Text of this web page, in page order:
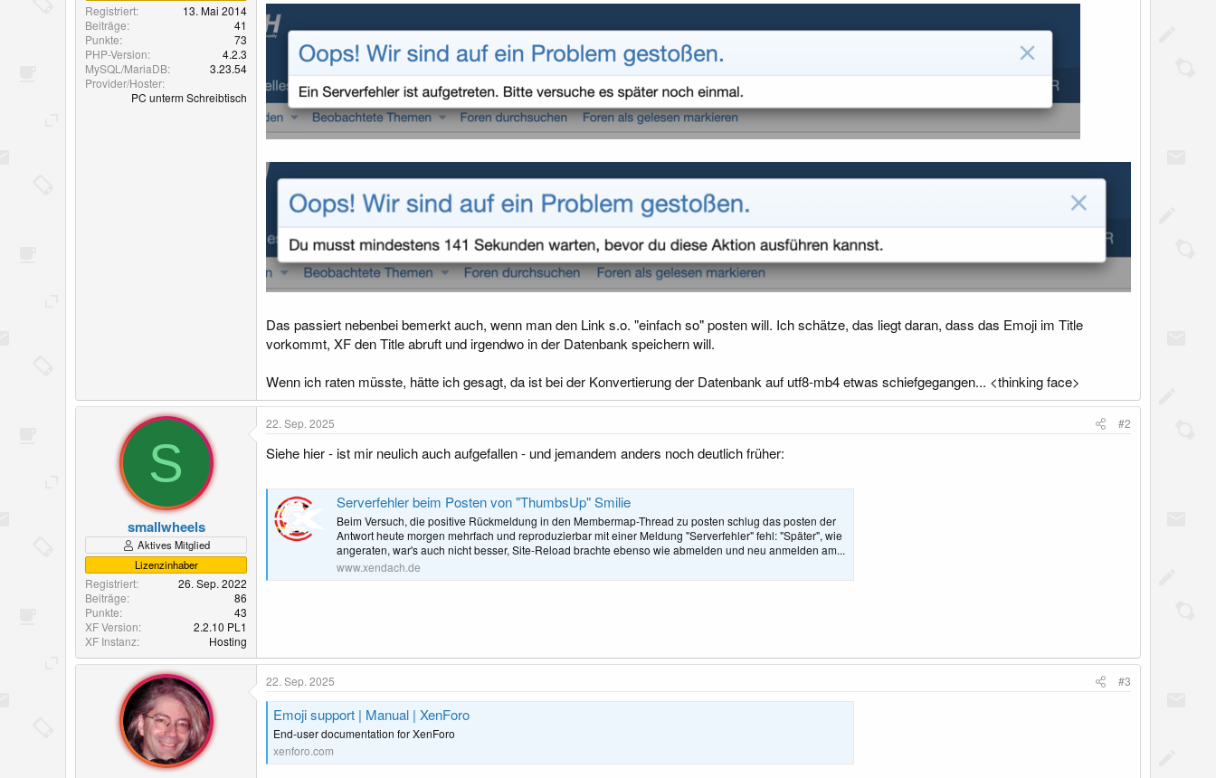
Registriert
13. Mai 2014
Beiträge
41
Punkte
73
PHP-Version
4.2.3
MySQL/MariaDB
3.23.54
Provider/Hoster
PC unterm Schreibtisch
Das passiert nebenbei bemerkt auch, wenn man den Link s.o. "einfach so" posten will. Ich schätze, das liegt daran, dass das Emoji im Title
vorkommt, XF den Title abruft und irgendwo in der Datenbank speichern will.
Wenn ich raten müsste, hätte ich gesagt, da ist bei der Konvertierung der Datenbank auf utf8-mb4 etwas schiefgegangen... <thinking face>
S
smallwheels
Aktives Mitglied
Lizenzinhaber
Registriert
26. Sep. 2022
Beiträge
86
Punkte
43
XF Version
2.2.10 PL1
XF Instanz
Hosting
22. Sep. 2025 #2
Siehe hier - ist mir neulich auch aufgefallen - und jemandem anders noch deutlich früher:
Serverfehler beim Posten von "ThumbsUp" Smilie
Beim Versuch, die positive Rückmeldung in den Membermap-Thread zu posten schlug das posten der
Antwort heute morgen mehrfach und reproduzierbar mit einer Meldung "Serverfehler" fehl: "Später", wie
angeraten, war's auch nicht besser, Site-Reload brachte ebenso wie abmelden und neu anmelden am...
www.xendach.de
22. Sep. 2025 #3
Emoji support | Manual | XenForo
End-user documentation for XenForo
xenforo.com